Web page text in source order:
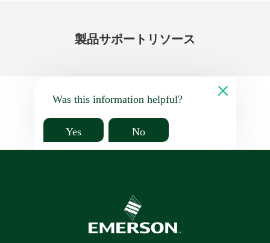
製品サポート リソース
Was this information helpful?
Yes No